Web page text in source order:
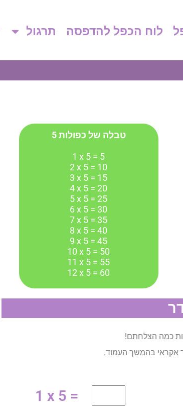
לוח הכפל להדפסה תרגול
טבלה של כפולות 5
1 x 5 = 5
2 x 5 = 10
3 x 5 = 15
4 x 5 = 20
5 x 5 = 25
6 x 5 = 30
7 x 5 = 35
8 x 5 = 40
9 x 5 = 45
10 x 5 = 50
11 x 5 = 55
12 x 5 = 60
כמה הצלחתם!
אקראי בהמשך העמוד.
1 x 5 =